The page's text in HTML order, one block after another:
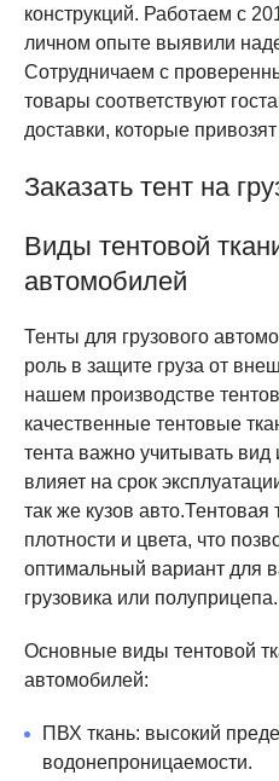
Автомобильные тенты
различных автомобилей,
легковые прицепы и
большой выбор тентовой
цветовых решений, поэтому
автомобилей в компании
качественные и надежные
время и доверие наших
готовы выполнять работу
оговоренные сроки.
конструкций. Работаем с
личном опыте выявили
Сотрудничаем с
товары соответствуют
доставки, которые
Заказать тент на
Виды тентовой
автомобилей
Тенты для грузового
роль в защите груза от
нашем производстве
качественные тентовые
тента важно учитывать вид
влияет на срок
так же кузов авто.Тентовая
плотности и цвета, что
оптимальный вариант для
грузовика или полуприцепа.
Основные виды тентовой
автомобилей:
ПВХ ткань: высокий
водонепроницаемости.